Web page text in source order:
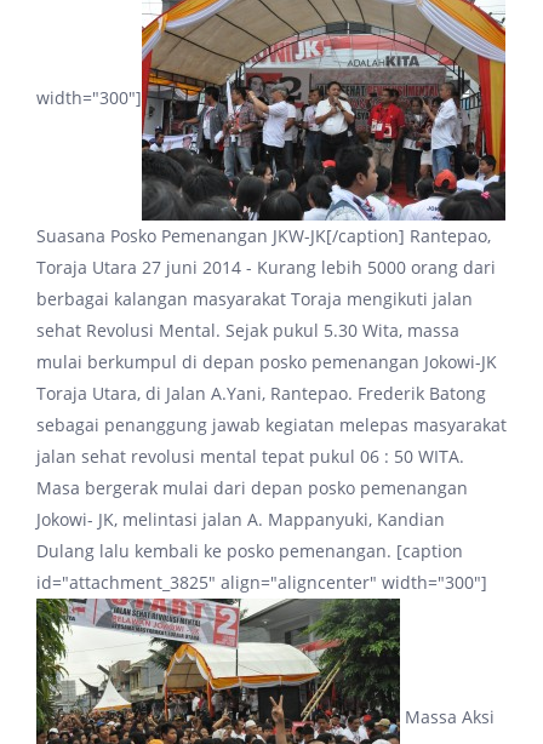
width="300"]
Suasana Posko Pemenangan JKW-JK[/caption] Rantepao,
Toraja Utara 27 juni 2014 - Kurang lebih 5000 orang dari
berbagai kalangan masyarakat Toraja mengikuti jalan
sehat Revolusi Mental. Sejak pukul 5.30 Wita, massa
mulai berkumpul di depan posko pemenangan Jokowi-JK
Toraja Utara, di Jalan A.Yani, Rantepao. Frederik Batong
sebagai penanggung jawab kegiatan melepas masyarakat
jalan sehat revolusi mental tepat pukul 06 : 50 WITA.
Masa bergerak mulai dari depan posko pemenangan
Jokowi- JK, melintasi jalan A. Mappanyuki, Kandian
Dulang lalu kembali ke posko pemenangan. [caption
id="attachment_3825" align="aligncenter" width="300"]
Massa Aksi